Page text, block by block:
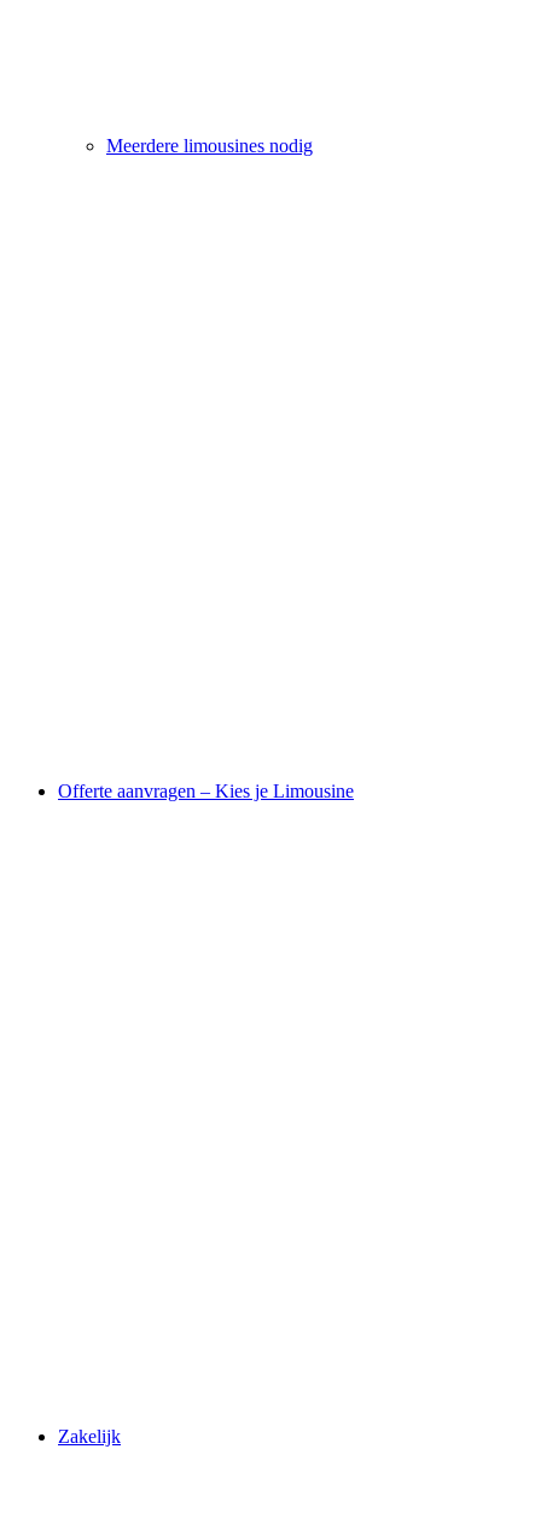
Meerdere limousines nodig
Offerte aanvragen – Kies je Limousine
Zakelijk